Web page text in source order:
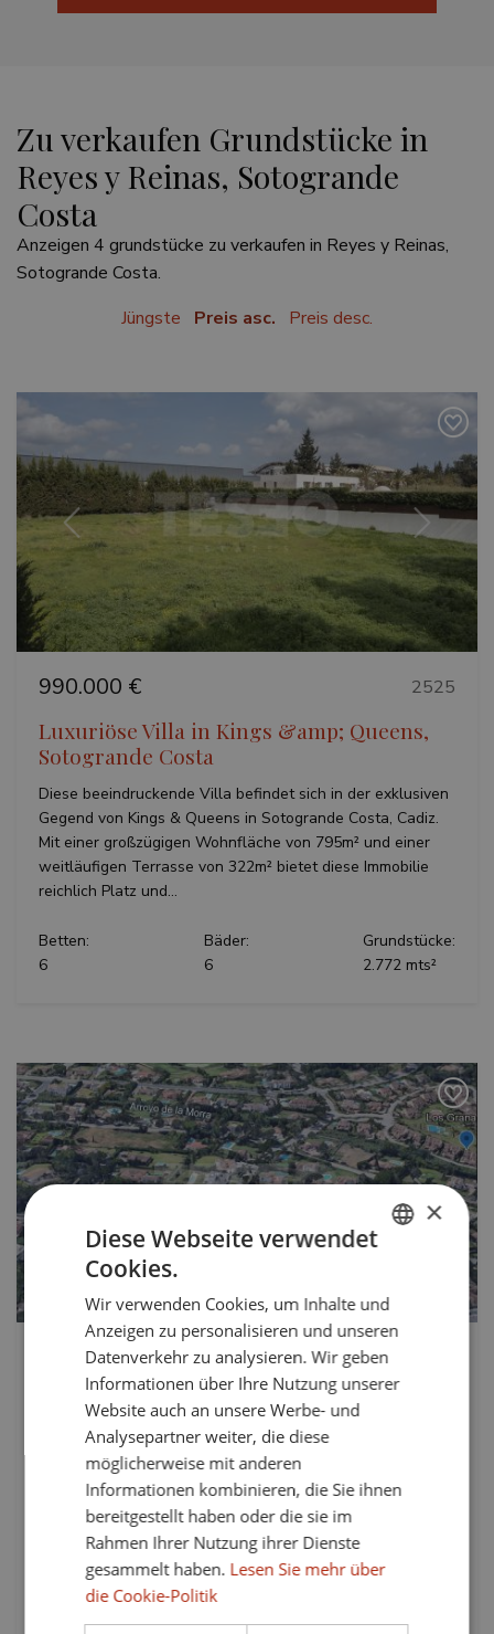
Zu verkaufen Grundstücke in
Reyes y Reinas, Sotogrande
Costa
Anzeigen 4 grundstücke zu verkaufen in Reyes y Reinas,
Sotogrande Costa.
Jüngste
Preis asc. Preis desc.
Vorherige Weiter
990.000 € 2525
Luxuriöse Villa in Kings &amp; Queens,
Sotogrande Costa
Diese beeindruckende Villa befindet sich in der exklusiven
Gegend von Kings & Queens in Sotogrande Costa, Cadiz.
Mit einer großzügigen Wohnfläche von 795m² und einer
weitläufigen Terrasse von 322m² bietet diese Immobilie
reichlich Platz und...
Betten:
6
Bäder:
6
Grundstücke:
2.772 mts²
Weiter
1.075.000 € TS-03553P
Großes, ebenes Grundstück mit Meerblick
in Reyes y Reinas.
Großzügiges und weitgehend ebenes Grundstück zum
Verkauf in der Urbanisation Sotogrande, in der Nähe des
Polos. Das Grundstück befindet sich in einer Sackgasse, ist
sehr ruhig gelegen und hat nur wenig Verkehr. Es verfügt
über eine...
SPANISH
GERMAN
×
Diese Webseite verwendet
Cookies.
Wir verwenden Cookies, um Inhalte und
Anzeigen zu personalisieren und unseren
Datenverkehr zu analysieren. Wir geben
Informationen über Ihre Nutzung unserer
Website auch an unsere Werbe- und
Analysepartner weiter, die diese
möglicherweise mit anderen
Informationen kombinieren, die Sie ihnen
bereitgestellt haben oder die sie im
Rahmen Ihrer Nutzung ihrer Dienste
gesammelt haben. Lesen Sie mehr über
die Cookie-Politik